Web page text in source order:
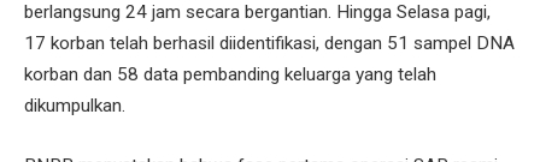
berlangsung 24 jam secara bergantian. Hingga Selasa pagi,
17 korban telah berhasil diidentifikasi, dengan 51 sampel DNA
korban dan 58 data pembanding keluarga yang telah
dikumpulkan.